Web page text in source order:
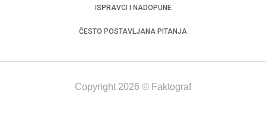
ISPRAVCI I NADOPUNE
ČESTO POSTAVLJANA PITANJA
Copyright 2026 © Faktograf